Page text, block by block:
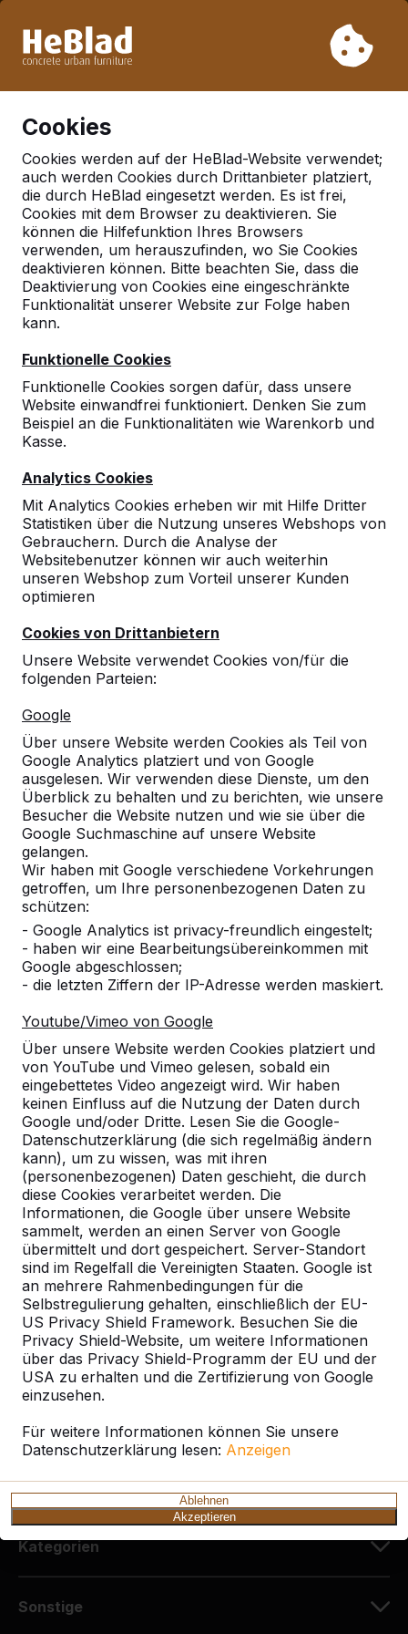
Woche 33 nicht. Bitte berücksichtigen Sie daher längere
Cookies
Cookies werden auf der HeBlad-Website verwendet;
auch werden Cookies durch Drittanbieter platziert,
die durch HeBlad eingesetzt werden. Es ist frei,
Cookies mit dem Browser zu deaktivieren. Sie
können die Hilfefunktion Ihres Browsers
verwenden, um herauszufinden, wo Sie Cookies
deaktivieren können. Bitte beachten Sie, dass die
Deaktivierung von Cookies eine eingeschränkte
Funktionalität unserer Website zur Folge haben
kann.
Funktionelle Cookies
Funktionelle Cookies sorgen dafür, dass unsere
Website einwandfrei funktioniert. Denken Sie zum
Beispiel an die Funktionalitäten wie Warenkorb und
Kasse.
Analytics Cookies
Mit Analytics Cookies erheben wir mit Hilfe Dritter
Statistiken über die Nutzung unseres Webshops von
Gebrauchern. Durch die Analyse der
Websitebenutzer können wir auch weiterhin
unseren Webshop zum Vorteil unserer Kunden
optimieren
Cookies von Drittanbietern
Unsere Website verwendet Cookies von/für die
folgenden Parteien:
Google
Über unsere Website werden Cookies als Teil von
Google Analytics platziert und von Google
ausgelesen. Wir verwenden diese Dienste, um den
Überblick zu behalten und zu berichten, wie unsere
Besucher die Website nutzen und wie sie über die
Google Suchmaschine auf unsere Website
gelangen.
Wir haben mit Google verschiedene Vorkehrungen
getroffen, um Ihre personenbezogenen Daten zu
schützen:
- Google Analytics ist privacy-freundlich eingestelt;
- haben wir eine Bearbeitungsübereinkommen mit
Google abgeschlossen;
- die letzten Ziffern der IP-Adresse werden maskiert.
Youtube/Vimeo von Google
Über unsere Website werden Cookies platziert und
von YouTube und Vimeo gelesen, sobald ein
eingebettetes Video angezeigt wird. Wir haben
keinen Einfluss auf die Nutzung der Daten durch
Google und/oder Dritte. Lesen Sie die Google-
Datenschutzerklärung (die sich regelmäßig ändern
kann), um zu wissen, was mit ihren
(personenbezogenen) Daten geschieht, die durch
diese Cookies verarbeitet werden. Die
Informationen, die Google über unsere Website
sammelt, werden an einen Server von Google
übermittelt und dort gespeichert. Server-Standort
sind im Regelfall die Vereinigten Staaten. Google ist
an mehrere Rahmenbedingungen für die
Selbstregulierung gehalten, einschließlich der EU-
US Privacy Shield Framework. Besuchen Sie die
Privacy Shield-Website, um weitere Informationen
über das Privacy Shield-Programm der EU und der
USA zu erhalten und die Zertifizierung von Google
einzusehen.
Für weitere Informationen können Sie unsere
Datenschutzerklärung lesen: Anzeigen
Ablehnen
Akzeptieren
Deutschland
Referenties in:
Crimmitschau
Geen reviews gevonden voor deze
Referenzen
Unsere Produkte finden Sie in ganz Europa
und darüber hinaus. Sehen Sie hier, wo Sie
ein HeBlad-Produkt in Ihrer Nähe finden.
Produkt
Alles anzeigen
Kategorie
Alles anzeigen
Ort oder Postleitzahl suchen
Kontakt
HeBlad Deutschland
Diekerstraße 97
42781 Haan
Deutschland
+49 212 934 77 25
info@HeBlad.de
Kundenservice
Kategorien
Sonstige